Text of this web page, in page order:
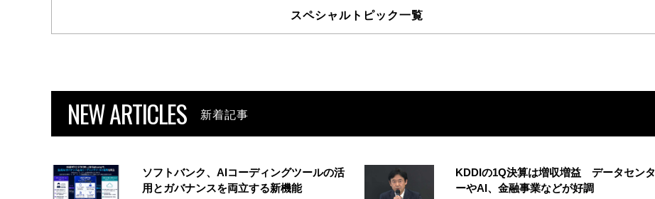
スペシャルトピック一覧
NEW ARTICLES 新着記事
ソフトバンク、AIコーディングツールの活
用とガバナンスを両立する新機能
KDDIの1Q決算は増収増益 データセンタ
ーやAI、金融事業などが好調